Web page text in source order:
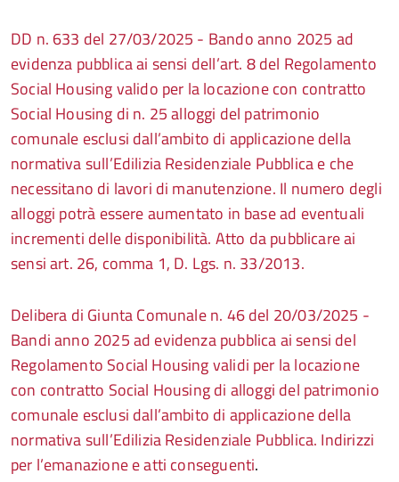
DD n. 633 del 27/03/2025 - Bando anno 2025 ad
evidenza pubblica ai sensi dell’art. 8 del Regolamento
Social Housing valido per la locazione con contratto
Social Housing di n. 25 alloggi del patrimonio
comunale esclusi dall’ambito di applicazione della
normativa sull’Edilizia Residenziale Pubblica e che
necessitano di lavori di manutenzione. Il numero degli
alloggi potrà essere aumentato in base ad eventuali
incrementi delle disponibilità. Atto da pubblicare ai
sensi art. 26, comma 1, D. Lgs. n. 33/2013.
Delibera di Giunta Comunale n. 46 del 20/03/2025 -
Bandi anno 2025 ad evidenza pubblica ai sensi del
Regolamento Social Housing validi per la locazione
con contratto Social Housing di alloggi del patrimonio
comunale esclusi dall’ambito di applicazione della
normativa sull’Edilizia Residenziale Pubblica. Indirizzi
per l’emanazione e atti conseguenti.